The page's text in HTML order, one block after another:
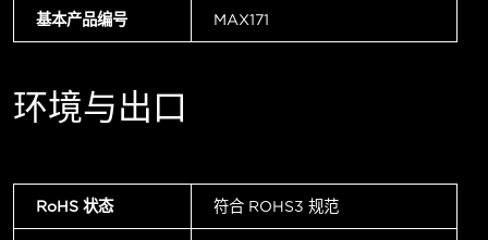
基本产品编号 MAX171
环境与出口
RoHS 状态 符合 ROHS3 规范